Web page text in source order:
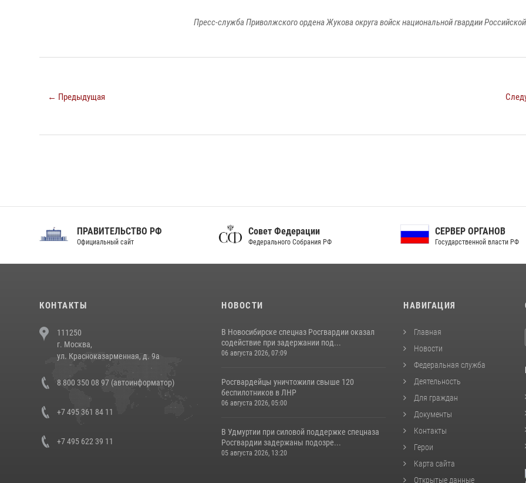
Пресс-служба Приволжского ордена Жукова округа войск национальной гвардии
← Предыдущая
РФ
сайт
Совет Федерации
Федерального Собрания РФ
СЕРВЕР ОРГАНОВ
Государственной власти РФ
КОНТАКТЫ
111250
г. Москва,
ул. Красноказарменная, д. 9а
8 800 350 08 97 (автоинформатор)
+7 495 361 84 11
+7 495 622 39 11
НОВОСТИ
В Новосибирске спецназ Росгвардии оказал
содействие при задержании под...
06 августа 2026, 07:09
Росгвардейцы уничтожили свыше 120
беспилотников в ЛНР
06 августа 2026, 05:00
В Удмуртии при силовой поддержке спецназа
Росгвардии задержаны подозре...
05 августа 2026, 13:20
НАВИГАЦИЯ
Главная
Новости
Федеральная служба
Деятельность
Для граждан
Документы
Контакты
Герои
Карта сайта
Открытые данные